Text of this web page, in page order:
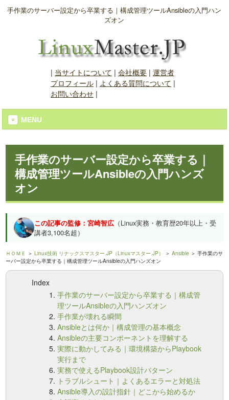
手作業のサーバー設定から卒業する｜構成管理ツールAnsibleの入門ハン
ズオン
| 当サイトについて | 会社概要| 運営者
プロフィール| よくある質問について |
お問い合わせ|
MENU
手作業のサーバー設定から卒業する｜
構成管理ツールAnsibleの入門ハンズ
オン
この記事の監修：宮崎智広 （Linux実務・教育歴20年以上・受
講者3,100名超）
ＨＯＭＥ ＞Linux技術 リナックスマスター.JP（Linuxマスター.JP） ＞Ansible ＞ 手作業のサ
ーバー設定から卒業する｜構成管理ツールAnsibleの入門ハンズオン
Index
手作業のサーバー設定から卒業する｜構成管
理ツールAnsibleの入門ハンズオン
手作業が壊れる瞬間
Ansibleとは何か｜構成管理の基本概念
Ansibleの主要コンポーネントを理解する
実際に動かしてみる｜環境構築からPlaybook
実行まで
実務で使えるPlaybook設計パターン
トラブルシュート｜よくあるエラーと対処法
Ansible導入の設計指針｜どこから始めるか